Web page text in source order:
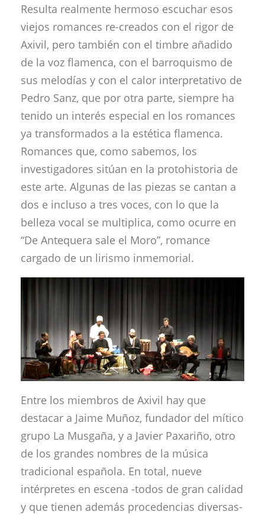
Resulta realmente hermoso escuchar esos
viejos romances re-creados con el rigor de
Axivil, pero también con el timbre añadido
de la voz flamenca, con el barroquismo de
sus melodías y con el calor interpretativo de
Pedro Sanz, que por otra parte, siempre ha
tenido un interés especial en los romances
ya transformados a la estética flamenca.
Romances que, como sabemos, los
investigadores sitúan en la protohistoria de
este arte. Algunas de las piezas se cantan a
dos e incluso a tres voces, con lo que la
belleza vocal se multiplica, como ocurre en
“De Antequera sale el Moro”, romance
cargado de un lirismo inmemorial.
Entre los miembros de Axivil hay que
destacar a Jaime Muñoz, fundador del mítico
grupo La Musgaña, y a Javier Paxariño, otro
de los grandes nombres de la música
tradicional española. En total, nueve
intérpretes en escena -todos de gran calidad
y que tienen además procedencias diversas-